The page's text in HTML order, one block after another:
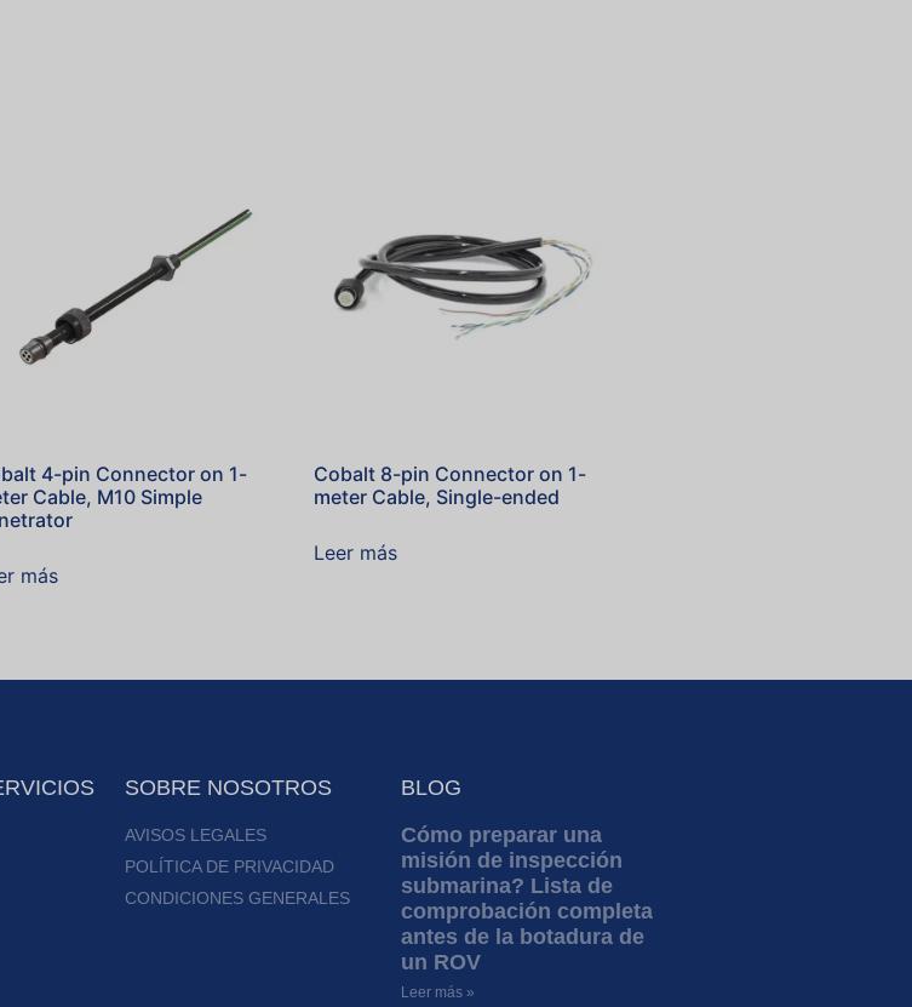
4-pin Connector on 1-
Cable, M10 Simple
más
Cobalt 8-pin Connector on 1-
meter Cable, Single-ended
Leer más
SOBRE NOSOTROS
AVISOS LEGALES
POLÍTICA DE PRIVACIDAD
CONDICIONES GENERALES
BLOG
Cómo preparar una
misión de inspección
submarina? Lista de
comprobación completa
antes de la botadura de
un ROV
Leer más »